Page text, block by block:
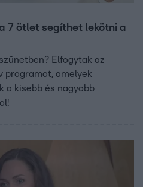
7 ötlet segíthet lekötni a
Elfogytak az
programot, amelyek
a kisebb és nagyobb